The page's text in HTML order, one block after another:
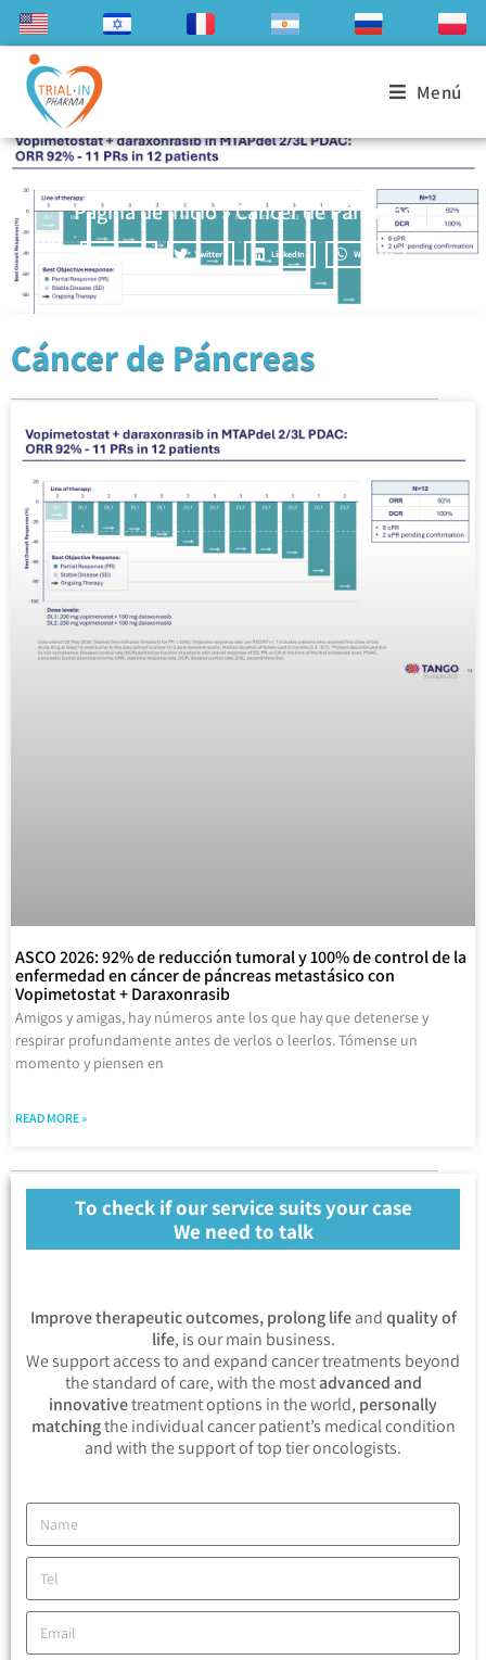
Menú
Página de inicio»Cáncer de Páncreas
Twitter LinkedIn WhatsApp
Cáncer de Páncreas
ASCO 2026: 92% de reducción tumoral y 100% de control de la
enfermedad en cáncer de páncreas metastásico con
Vopimetostat + Daraxonrasib
Amigos y amigas, hay números ante los que hay que detenerse y
respirar profundamente antes de verlos o leerlos. Tómense un
momento y piensen en
READ MORE »
To check if our service suits your case
We need to talk
Improve therapeutic outcomes, prolong lifeandquality of
life, is our main business.
We support access to and expand cancer treatments beyond
the standard of care, with the mostadvanced and
innovativetreatment options in the world, personally
matchingthe individual cancer patient’s medical condition
and with the support of top tier oncologists.